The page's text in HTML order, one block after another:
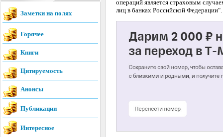
Заметки на полях
Горячее
Книги
Цитируемость
Анонсы
Публикации
Интересное
операций является страховым
лиц в банках Российской Федерации".